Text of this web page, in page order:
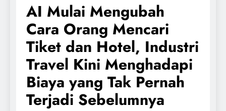
AI Mulai Mengubah
Cara Orang Mencari
Tiket dan Hotel, Industri
Travel Kini Menghadapi
Biaya yang Tak Pernah
Terjadi Sebelumnya